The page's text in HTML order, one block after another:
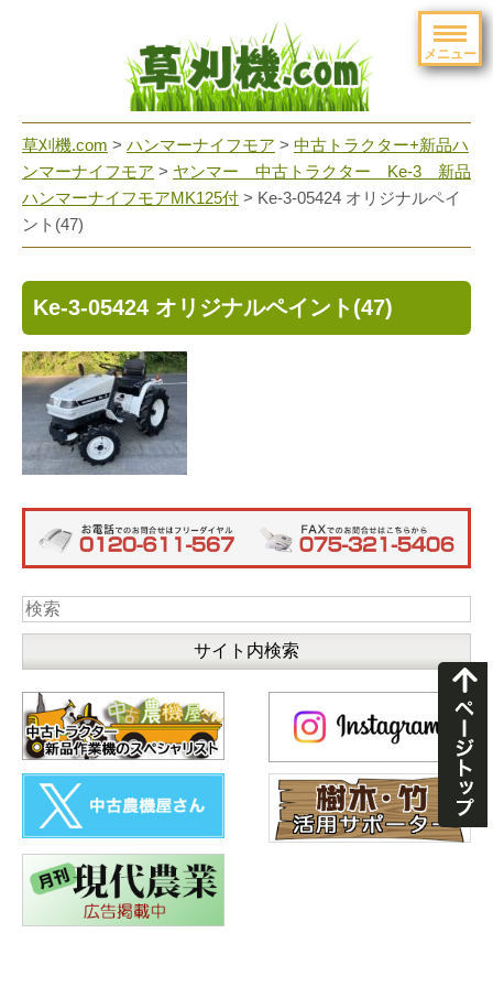
メニュー
草刈機.com > ハンマーナイフモア > 中古トラクター+新品ハ
ンマーナイフモア > ヤンマー 中古トラクター Ke-3 新品
ハンマーナイフモアMK125付 > Ke-3-05424 オリジナルペイ
ント(47)
Ke-3-05424 オリジナルペイント(47)